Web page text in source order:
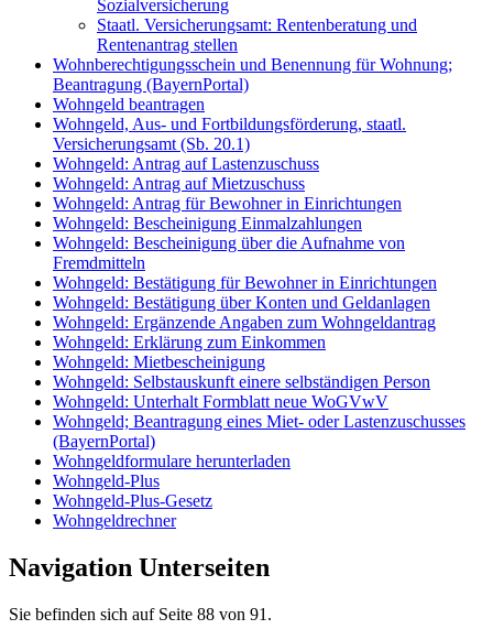
Sozialversicherung
Staatl. Versicherungsamt: Rentenberatung und
Rentenantrag stellen
Wohnberechtigungsschein und Benennung für Wohnung;
Beantragung (BayernPortal)
Wohngeld beantragen
Wohngeld, Aus- und Fortbildungsförderung, staatl.
Versicherungsamt (Sb. 20.1)
Wohngeld: Antrag auf Lastenzuschuss
Wohngeld: Antrag auf Mietzuschuss
Wohngeld: Antrag für Bewohner in Einrichtungen
Wohngeld: Bescheinigung Einmalzahlungen
Wohngeld: Bescheinigung über die Aufnahme von
Fremdmitteln
Wohngeld: Bestätigung für Bewohner in Einrichtungen
Wohngeld: Bestätigung über Konten und Geldanlagen
Wohngeld: Ergänzende Angaben zum Wohngeldantrag
Wohngeld: Erklärung zum Einkommen
Wohngeld: Mietbescheinigung
Wohngeld: Selbstauskunft einere selbständigen Person
Wohngeld: Unterhalt Formblatt neue WoGVwV
Wohngeld; Beantragung eines Miet- oder Lastenzuschusses
(BayernPortal)
Wohngeldformulare herunterladen
Wohngeld-Plus
Wohngeld-Plus-Gesetz
Wohngeldrechner
Navigation Unterseiten
Sie befinden sich auf Seite 88 von 91.